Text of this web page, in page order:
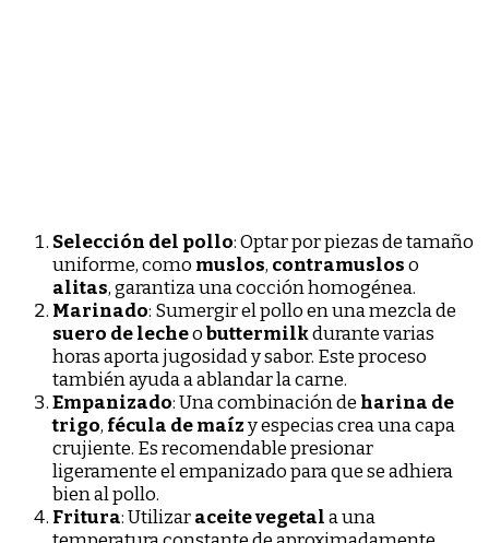
Selección del pollo: Optar por piezas de tamaño
uniforme, como muslos, contramusloso
alitas, garantiza una cocción homogénea.
Marinado: Sumergir el pollo en una mezcla de
suero de lecheobuttermilkdurante varias
horas aporta jugosidad y sabor. Este proceso
también ayuda a ablandar la carne.
Empanizado: Una combinación de harina de
trigo, fécula de maízy especias crea una capa
crujiente. Es recomendable presionar
ligeramente el empanizado para que se adhiera
bien al pollo.
Fritura: Utilizaraceite vegetala una